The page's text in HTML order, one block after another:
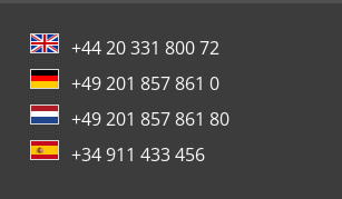
+44 20 331 800 72
+49 201 857 861 0
+49 201 857 861 80
+34 911 433 456